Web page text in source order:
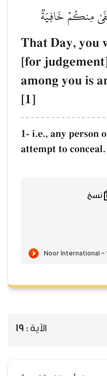
مِنكُمۡ خَافِيَةٞ
That Day, you
[for
among you is
[1]
1- i.e., any person
attempt to conceal.
الآية : 19